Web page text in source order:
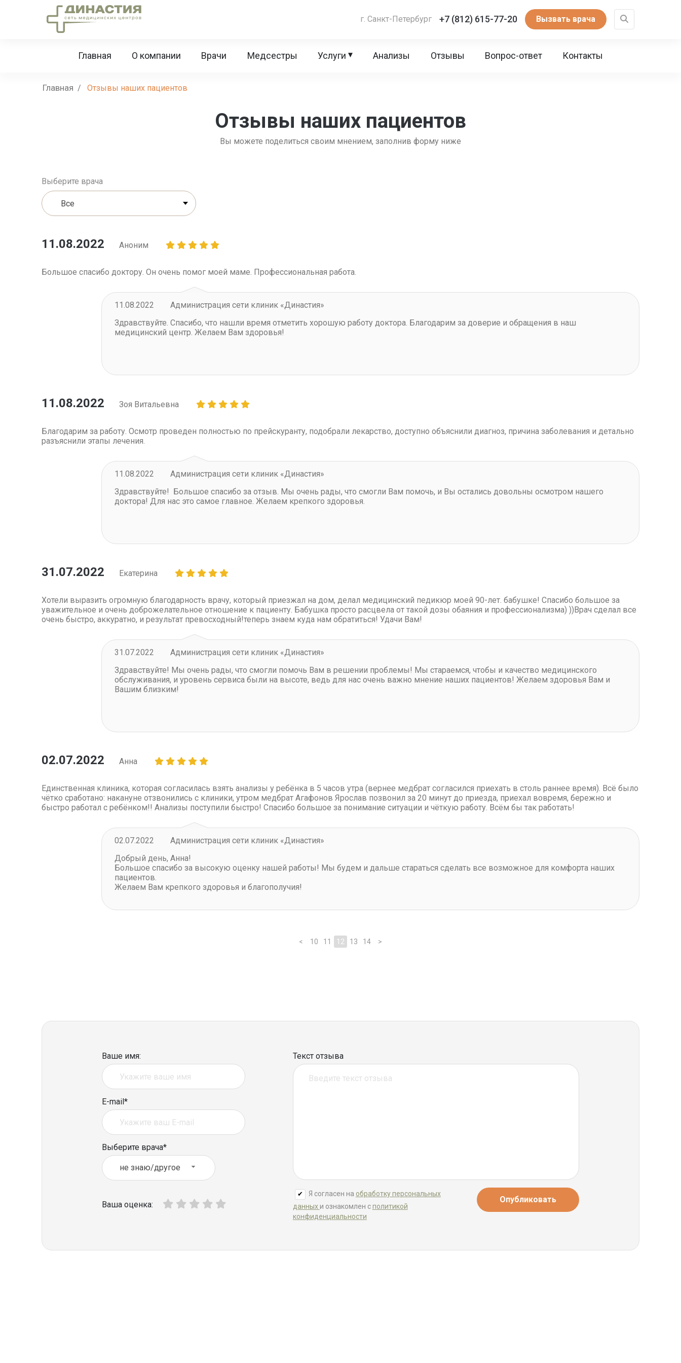
г. Санкт-Петербург +7 (812) 615-77-20 Вызвать врача
Главная О компании Врачи Медсестры Услуги ▴ Анализы Отзывы Вопрос-ответ Контакты
Главная / Отзывы наших пациентов
Отзывы наших пациентов
Вы можете поделиться своим мнением, заполнив форму ниже
Выберите врача
11.08.2022 Аноним
Большое спасибо доктору. Он очень помог моей маме. Профессиональная работа.
11.08.2022
Администрация сети клиник «Династия»
Здравствуйте. Спасибо, что нашли время отметить хорошую работу доктора. Благодарим за доверие и обращения в наш
медицинский центр. Желаем Вам здоровья!
11.08.2022 Зоя Витальевна
Благодарим за работу. Осмотр проведен полностью по прейскуранту, подобрали лекарство, доступно объяснили диагноз, причина заболевания и детально
разъяснили этапы лечения.
11.08.2022
Администрация сети клиник «Династия»
Здравствуйте! Большое спасибо за отзыв. Мы очень рады, что смогли Вам помочь, и Вы остались довольны осмотром нашего
доктора! Для нас это самое главное. Желаем крепкого здоровья.
31.07.2022 Екатерина
Хотели выразить огромную благодарность врачу, который приезжал на дом, делал медицинский педикюр моей 90-лет. бабушке! Спасибо большое за
уважительное и очень доброжелательное отношение к пациенту. Бабушка просто расцвела от такой дозы обаяния и профессионализма) ))Врач сделал все
очень быстро, аккуратно, и результат превосходный!теперь знаем куда нам обратиться! Удачи Вам!
31.07.2022
Администрация сети клиник «Династия»
Здравствуйте! Мы очень рады, что смогли помочь Вам в решении проблемы! Мы стараемся, чтобы и качество медицинского
обслуживания, и уровень сервиса были на высоте, ведь для нас очень важно мнение наших пациентов! Желаем здоровья Вам и
Вашим близким!
02.07.2022 Анна
Единственная клиника, которая согласилась взять анализы у ребёнка в 5 часов утра (вернее медбрат согласился приехать в столь раннее время). Всё было
чётко сработано: накануне отзвонились с клиники, утром медбрат Агафонов Ярослав позвонил за 20 минут до приезда, приехал вовремя, бережно и
быстро работал с ребёнком!! Анализы поступили быстро! Спасибо большое за понимание ситуации и чёткую работу. Всём бы так работать!
02.07.2022
Администрация сети клиник «Династия»
Добрый день, Анна!
Большое спасибо за высокую оценку нашей работы! Мы будем и дальше стараться сделать все возможное для комфорта наших
пациентов.
Желаем Вам крепкого здоровья и благополучия!
< 10 11 12 13 14 >
Ваше имя:
E-mail*
Выберите врача*
не знаю/другое
Ваша оценка:
Текст отзыва
Я согласен на обработку персональных
данныхи ознакомлен сполитикой
конфиденциальности
Опубликовать